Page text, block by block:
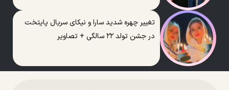
تغییر چهره شدید سارا و نیکای سریال پایتخت
در جشن تولد ۲۲ سالگی + تصاویر